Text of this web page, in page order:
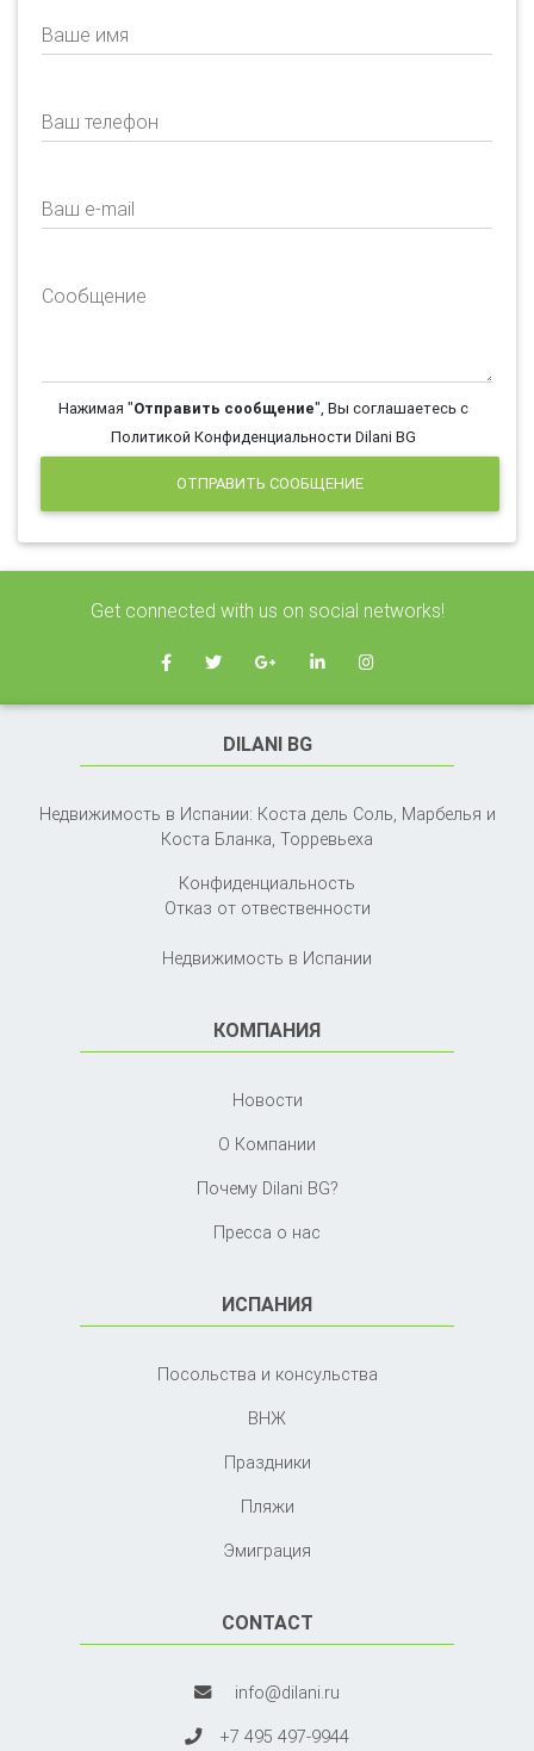
Ваше имя
Ваш телефон
Ваш e-mail
Сообщение
Нажимая "Отправить сообщение", Вы соглашаетесь с
Политикой Конфиденциальности Dilani BG
ОТПРАВИТЬ СООБЩЕНИЕ
Get connected with us on social networks!
DILANI BG
Недвижимость в Испании: Коста дель Соль, Марбелья и
Коста Бланка, Торревьеха
Конфиденциальность
Отказ от отвественности
Недвижимость в Испании
КОМПАНИЯ
Новости
О Компании
Почему Dilani BG?
Пресса о нас
ИСПАНИЯ
Посольства и консульства
ВНЖ
Праздники
Пляжи
Эмиграция
CONTACT
info@dilani.ru
+7 495 497-9944